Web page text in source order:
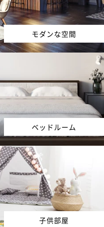
モダンな空間
ベッドルーム
子供部屋